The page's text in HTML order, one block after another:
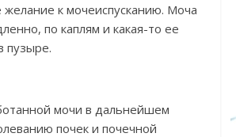
желание к мочеиспусканию. Моча
по каплям и какая-то ее
пузыре.
мочи в дальнейшем
почек и почечной